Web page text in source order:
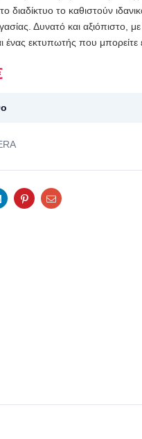
διαδίκτυο το καθιστούν
Δυνατό και αξιόπιστο,
ένας εκτυπωτής που μπορείτε
LinkedinPinterestEmail